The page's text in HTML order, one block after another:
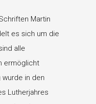
Martin
es sich um die
alle
ermöglicht
in den
Lutherjahres